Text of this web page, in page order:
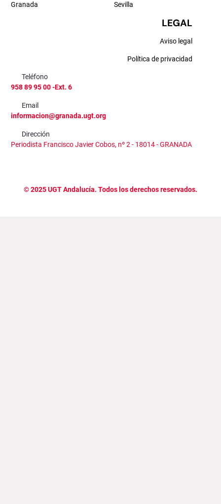
Granada Sevilla
LEGAL
Aviso legal
Política de privacidad
Teléfono
958 89 95 00 -Ext. 6
Email
informacion@granada.ugt.org
Dirección
Periodista Francisco Javier Cobos, nº 2 - 18014 - GRANADA
©2025UGT Andalucía. Todos los derechos reservados.